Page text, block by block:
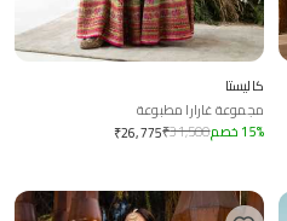
كاليستا
مجموعة غارارا مطبوعة
₹26,775₹31,500 15% خصم